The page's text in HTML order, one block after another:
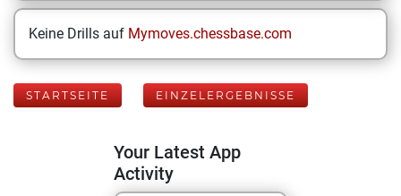
Keine Drills auf Mymoves.chessbase.com
STARTSEITE EINZELERGEBNISSE
Your Latest App
Activity